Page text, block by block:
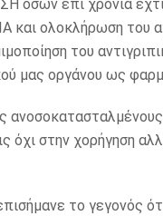
όσων επι χρόνια
και ολοκλήρωση
του
μας οργάνου ως
όχι στην χορήγηση
το γεγονός